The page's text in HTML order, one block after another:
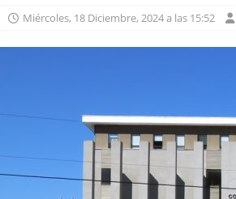
Miércoles, 18 Diciembre, 2024 a las 15:52